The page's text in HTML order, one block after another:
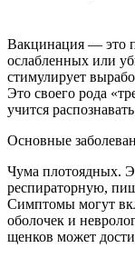
Вакцинация — это
ослабленных или
стимулирует
Это своего рода
учится
Основные
Чума плотоядных.
респираторную,
Симптомы могут
оболочек и
щенков может